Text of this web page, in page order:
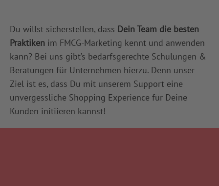
Du willst sicherstellen, dass Dein Team die besten
Praktiken im FMCG-Marketing kennt und anwenden
kann? Bei uns gibt’s bedarfsgerechte Schulungen &
Beratungen für Unternehmen hierzu. Denn unser
Ziel ist es, dass Du mit unserem Support eine
unvergessliche Shopping Experience für Deine
Kunden initiieren kannst!